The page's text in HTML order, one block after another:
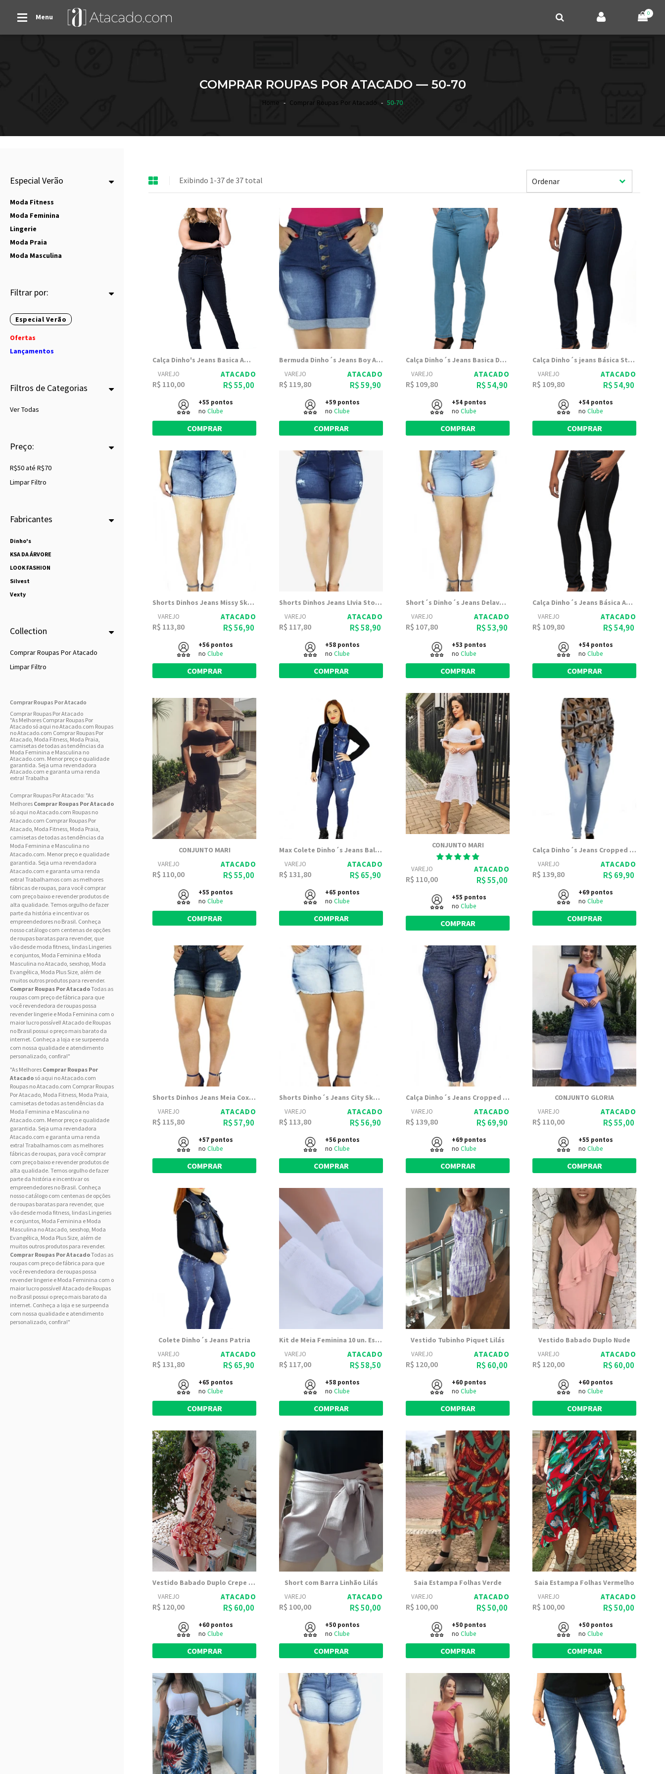
Menu 0
COMPRAR ROUPAS POR ATACADO — 50-70
Home Comprar Roupas Por Atacado 50-70
Especial Verão
Moda Fitness
Moda Feminina
Lingerie
Moda Praia
Moda Masculina
Filtrar por:
Especial Verão
Ofertas
Lançamentos
Filtros de Categorias
Ver Todas
Preço:
R$50 até R$70
Limpar Filtro
Fabricantes
Dinho's
KSA DA ÁRVORE
LOOK FASHION
Silvest
Vexty
Collection
Comprar Roupas Por Atacado
Limpar Filtro
Comprar Roupas Por Atacado
Comprar Roupas Por Atacado
"As Melhores Comprar Roupas Por
Atacado só aqui no Atacado.com Roupas
no Atacado.com Comprar Roupas Por
Atacado, Moda Fitness, Moda Praia,
camisetas de todas as tendências da
Moda Feminina e Masculina no
Atacado.com. Menor preço e qualidade
garantida. Seja uma revendadora
Atacado.com e garanta uma renda
extra! Trabalha
Comprar Roupas Por Atacado: "As
Melhores Comprar Roupas Por Atacado
só aqui no Atacado.com Roupas no
Atacado.com Comprar Roupas Por
Atacado, Moda Fitness, Moda Praia,
camisetas de todas as tendências da
Moda Feminina e Masculina no
Atacado.com. Menor preço e qualidade
garantida. Seja uma revendadora
Atacado.com e garanta uma renda
extra! Trabalhamos com as melhores
fábricas de roupas, para você comprar
com preço baixo e revender produtos de
alta qualidade. Temos orgulho de fazer
parte da história e incentivar os
empreendedores no Brasil. Conheça
nosso catálogo com centenas de opções
de roupas baratas para revender, que
vão desde moda fitness, lindas Lingeries
e conjuntos, Moda Feminina e Moda
Masculina no Atacado, sexshop, Moda
Evangélica, Moda Plus Size, além de
muitos outros produtos para revender.
Comprar Roupas Por AtacadoTodas as
roupas com preço de fábrica para que
você revendedora de roupas possa
revender lingerie e Moda Feminina com o
maior lucro possível! Atacado de Roupas
no Brasil possui o preço mais barato da
internet. Conheça a loja e se surpeenda
com nossa qualidade e atendimento
personalizado, confira!"
"As Melhores Comprar Roupas Por
Atacado só aqui no Atacado.com
Roupas no Atacado.com Comprar Roupas
Por Atacado, Moda Fitness, Moda Praia,
camisetas de todas as tendências da
Moda Feminina e Masculina no
Atacado.com. Menor preço e qualidade
garantida. Seja uma revendadora
Atacado.com e garanta uma renda
extra! Trabalhamos com as melhores
fábricas de roupas, para você comprar
com preço baixo e revender produtos de
alta qualidade. Temos orgulho de fazer
parte da história e incentivar os
empreendedores no Brasil. Conheça
nosso catálogo com centenas de opções
de roupas baratas para revender, que
vão desde moda fitness, lindas Lingeries
e conjuntos, Moda Feminina e Moda
Masculina no Atacado, sexshop, Moda
Evangélica, Moda Plus Size, além de
muitos outros produtos para revender.
Comprar Roupas Por AtacadoTodas as
roupas com preço de fábrica para que
você revendedora de roupas possa
revender lingerie e Moda Feminina com o
maior lucro possível! Atacado de Roupas
no Brasil possui o preço mais barato da
internet. Conheça a loja e se surpeenda
com nossa qualidade e atendimento
personalizado, confira!"
Exibindo 1-37 de 37 total
Calça Dinho's Jeans Basica Amaciada Bolso Antifurto - Feminina
VAREJO
R$ 110,00
ATACADO
R$ 55,00
+55 pontos
no Clube
COMPRAR
Bermuda Dinho´s Jeans Boy Adele
VAREJO
R$ 119,80
ATACADO
R$ 59,90
+59 pontos
no Clube
COMPRAR
Calça Dinho´s Jeans Basica Delavê
VAREJO
R$ 109,80
ATACADO
R$ 54,90
+54 pontos
no Clube
COMPRAR
Calça Dinho´s jeans Básica Stone
VAREJO
R$ 109,80
ATACADO
R$ 54,90
+54 pontos
no Clube
COMPRAR
Shorts Dinhos Jeans Missy Skay DElavê (2483)
VAREJO
R$ 113,80
ATACADO
R$ 56,90
+56 pontos
no Clube
COMPRAR
Shorts Dinhos Jeans LIvia Stone (2480)
VAREJO
R$ 117,80
ATACADO
R$ 58,90
+58 pontos
no Clube
COMPRAR
Short´s Dinho´s Jeans Delavê (2478)
VAREJO
R$ 107,80
ATACADO
R$ 53,90
+53 pontos
no Clube
COMPRAR
Calça Dinho´s Jeans Básica Amaciada
VAREJO
R$ 109,80
ATACADO
R$ 54,90
+54 pontos
no Clube
COMPRAR
CONJUNTO MARI
VAREJO
R$ 110,00
ATACADO
R$ 55,00
+55 pontos
no Clube
COMPRAR
Max Colete Dinho´s Jeans Baltazar
VAREJO
R$ 131,80
ATACADO
R$ 65,90
+65 pontos
no Clube
COMPRAR
CONJUNTO MARI
VAREJO
R$ 110,00
ATACADO
R$ 55,00
+55 pontos
no Clube
COMPRAR
Calça Dinho´s Jeans Cropped Kris(2496)
VAREJO
R$ 139,80
ATACADO
R$ 69,90
+69 pontos
no Clube
COMPRAR
Shorts Dinhos Jeans Meia Coxa City (2479)
VAREJO
R$ 115,80
ATACADO
R$ 57,90
+57 pontos
no Clube
COMPRAR
Shorts Dinho´s Jeans City Skay (2482)
VAREJO
R$ 113,80
ATACADO
R$ 56,90
+56 pontos
no Clube
COMPRAR
Calça Dinho´s Jeans Cropped Cecília (2444)
VAREJO
R$ 139,80
ATACADO
R$ 69,90
+69 pontos
no Clube
COMPRAR
CONJUNTO GLORIA
VAREJO
R$ 110,00
ATACADO
R$ 55,00
+55 pontos
no Clube
COMPRAR
Colete Dinho´s Jeans Patria
VAREJO
R$ 131,80
ATACADO
R$ 65,90
+65 pontos
no Clube
COMPRAR
Kit de Meia Feminina 10 un. Especial Algodão | Totter 8088
VAREJO
R$ 117,00
ATACADO
R$ 58,50
+58 pontos
no Clube
COMPRAR
Vestido Tubinho Piquet Lilás
VAREJO
R$ 120,00
ATACADO
R$ 60,00
+60 pontos
no Clube
COMPRAR
Vestido Babado Duplo Nude
VAREJO
R$ 120,00
ATACADO
R$ 60,00
+60 pontos
no Clube
COMPRAR
Vestido Babado Duplo Crepe Bege
VAREJO
R$ 120,00
ATACADO
R$ 60,00
+60 pontos
no Clube
COMPRAR
Short com Barra Linhão Lilás
VAREJO
R$ 100,00
ATACADO
R$ 50,00
+50 pontos
no Clube
COMPRAR
Saia Estampa Folhas Verde
VAREJO
R$ 100,00
ATACADO
R$ 50,00
+50 pontos
no Clube
COMPRAR
Saia Estampa Folhas Vermelho
VAREJO
R$ 100,00
ATACADO
R$ 50,00
+50 pontos
no Clube
COMPRAR